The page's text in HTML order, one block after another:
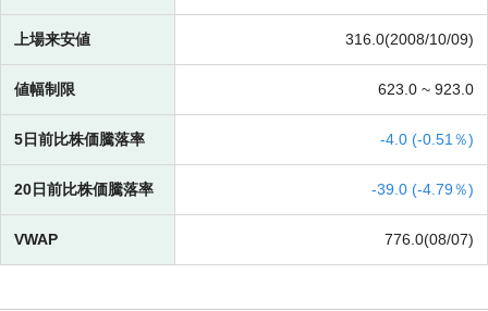
上場来安値 316.0(2008/10/09)
値幅制限 623.0 ~ 923.0
5日前比株価騰落率 -4.0 (-0.51％)
20日前比株価騰落率 -39.0 (-4.79％)
VWAP 776.0(08/07)